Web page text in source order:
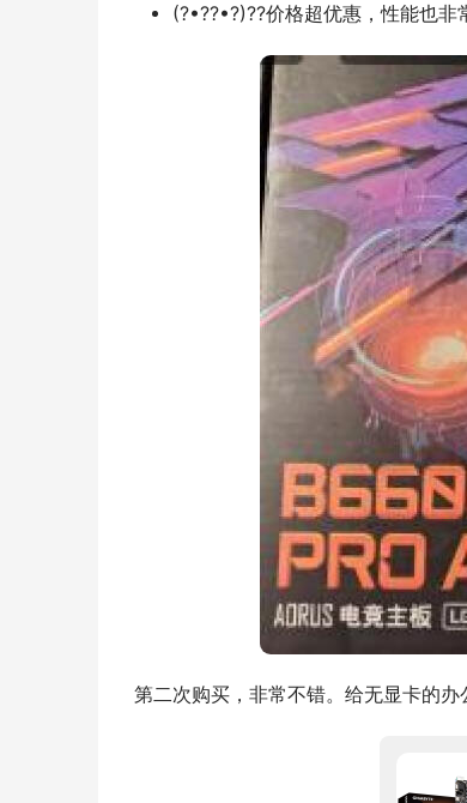
(?•??•?)??价格超优惠，性能也
第二次购买，非常不错。给无显卡的办